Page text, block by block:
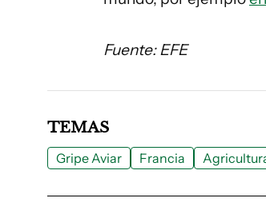
Fuente: EFE
TEMAS
Gripe Aviar Francia